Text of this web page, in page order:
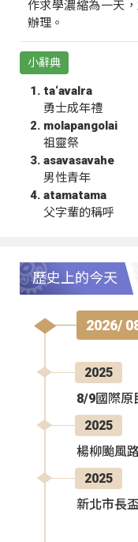
作求學濃縮為一天
辦理。
小辭典
ta‘avalra
勇士成年禮
molapangolai
祖靈祭
asavasavahe
男性青年
atamatama
父字輩的稱呼
歷史上的今天
2026/
2025
8/9國際原
2025
楊柳颱風
2025
新北市長